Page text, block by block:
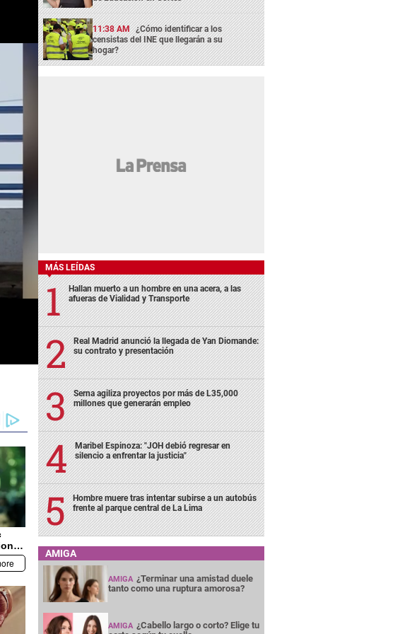
11:38 AM ¿Cómo identificar a los
censistas del INE que llegarán a su
hogar?
MÁS LEÍDAS
Hallan muerto a un hombre en una acera, a las
afueras de Vialidad y Transporte
Real Madrid anunció la llegada de Yan Diomande:
su contrato y presentación
Serna agiliza proyectos por más de L35,000
millones que generarán empleo
Maribel Espinoza: "JOH debió regresar en
silencio a enfrentar la justicia"
Hombre muere tras intentar subirse a un autobús
frente al parque central de La Lima
AMIGA
AMIGA ¿Terminar una amistad duele
tanto como una ruptura amorosa?
AMIGA ¿Cabello largo o corto? Elige tu